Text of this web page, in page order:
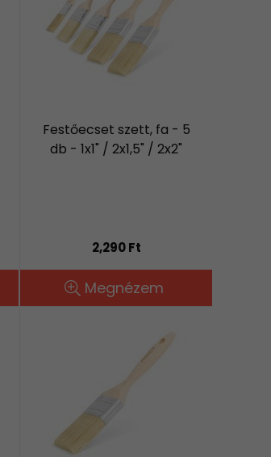
Festőecset szett, fa - 5
db - 1x1" / 2x1,5" / 2x2"
2,290 Ft
Megnézem